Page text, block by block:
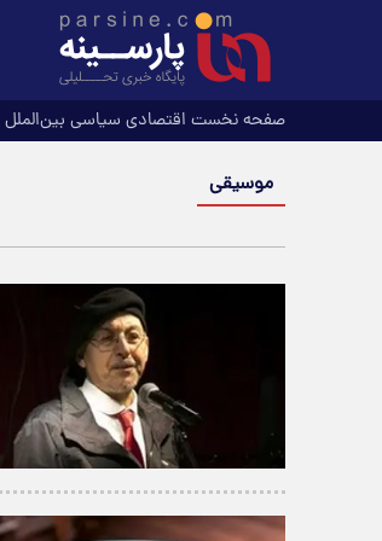
صفحه نخست اقتصادی سیاسی بین‌الملل
موسیقی